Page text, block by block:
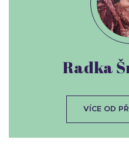
Radka
VÍCE OD